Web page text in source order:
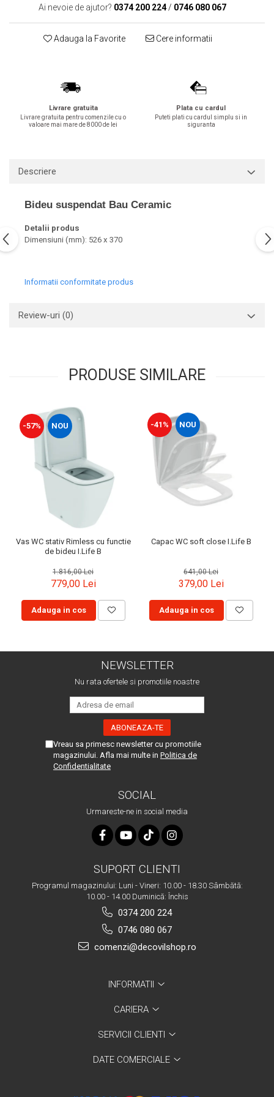
Lavoare
Lavoare pe mobilier
Lavoare incastrabile
Lavoare suspendate,semipiedestal
Bideuri
Vase WC suspendate
WC pentru persoane cu dizabilitati
Capace
Capace WC clasice
Pisoare
Ai nevoie de ajutor? 0374 200 224 / 0746 080 067
Adauga la Favorite Cere informatii
Livrare gratuita
Livrare gratuita pentru comenzile cu o
valoare mai mare de 8000 de lei
Plata cu cardul
Puteti plati cu cardul simplu si in
siguranta
Descriere
Bideu suspendat Bau Ceramic
Detalii produs
Dimensiuni (mm): 526 x 370
Informatii conformitate produs
Review-uri (0)
PRODUSE SIMILARE
-57% NOU
Vas WC stativ Rimless cu functie
de bideu I.Life B
1.816,00 Lei
779,00 Lei
Adauga in cos
-41% NOU
Capac WC soft close I.Life B
641,00 Lei
379,00 Lei
Adauga in cos
NEWSLETTER
Nu rata ofertele si promotiile noastre
Vreau sa primesc newsletter cu promotiile
magazinului. Afla mai multe in Politica de
Confidentialitate
SOCIAL
Urmareste-ne in social media
SUPORT CLIENTI
Programul magazinului: Luni - Vineri: 10.00 - 18.30 Sâmbătă:
10.00 - 14.00 Duminică: Închis
0374 200 224
0746 080 067
comenzi@decovilshop.ro
INFORMATII
CARIERA
SERVICII CLIENTI
DATE COMERCIALE